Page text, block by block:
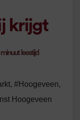
krijgt
minuut leestijd
, #Hoogeveen,
Hoogeveen